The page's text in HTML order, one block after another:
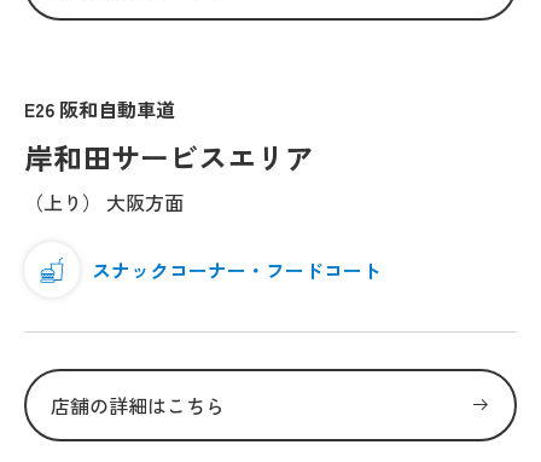
E26 阪和自動車道
岸和田サービスエリア
（上り） 大阪方面
スナックコーナー・フードコート
店舗の詳細はこちら